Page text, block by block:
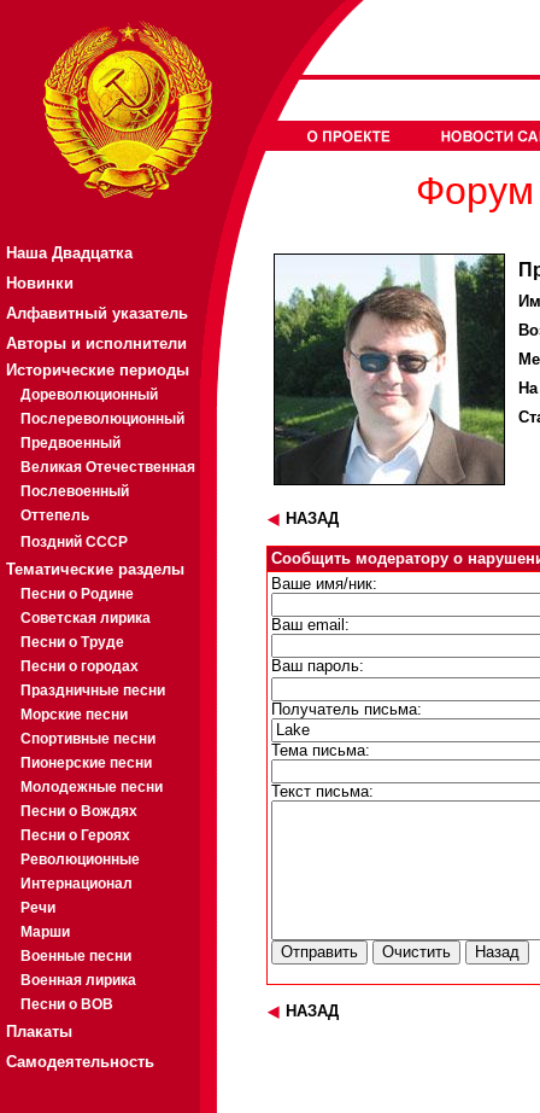
Наша Двадцатка
Новинки
Алфавитный указатель
Авторы и исполнители
Исторические периоды
Дореволюционный
Послереволюционный
Предвоенный
Великая Отечественная
Послевоенный
Оттепель
Поздний СССР
Тематические разделы
Песни о Родине
Советская лирика
Песни о Труде
Песни о городах
Праздничные песни
Морские песни
Спортивные песни
Пионерские песни
Молодежные песни
Песни о Вождях
Песни о Героях
Революционные
Интернационал
Речи
Марши
Военные песни
Военная лирика
Песни о ВОВ
Плакаты
Самодеятельность
Форум
НАЗАД
Сообщить модератору о
Ваше имя/ник:
Ваш email:
Ваш пароль:
Получатель письма:
Тема письма:
Текст письма:
НАЗАД